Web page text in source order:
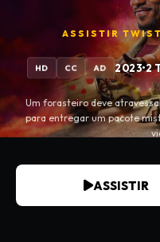
ASSISTIR
HD CC AD 2023•2
Um forasteiro deve
para entregar um pacote
ASSISTIR